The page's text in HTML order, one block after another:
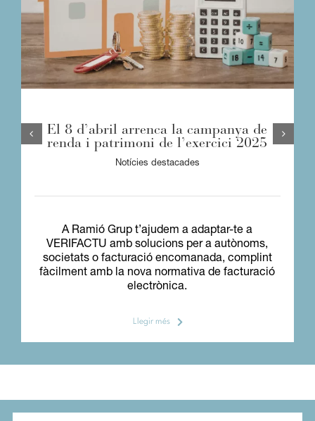
El 8 d’abril arrenca la campanya de
renda i patrimoni de l’exercici 2025
Notícies destacades
A Ramió Grup t’ajudem a adaptar-te a
VERIFACTU amb solucions per a autònoms,
societats o facturació encomanada, complint
fàcilment amb la nova normativa de facturació
electrònica.
Llegir més